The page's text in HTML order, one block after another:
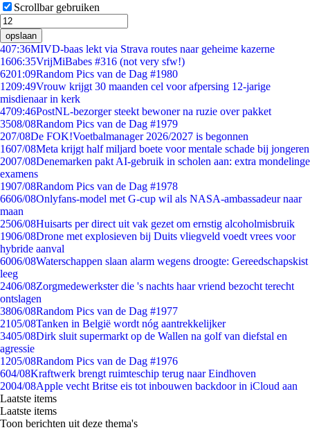
Scrollbar gebruiken
opslaan
407:36MIVD-baas lekt via Strava routes naar geheime kazerne
1606:35VrijMiBabes #316 (not very sfw!)
6201:09Random Pics van de Dag #1980
1209:49Vrouw krijgt 30 maanden cel voor afpersing 12-jarige
misdienaar in kerk
4709:46PostNL-bezorger steekt bewoner na ruzie over pakket
3508/08Random Pics van de Dag #1979
207/08De FOK!Voetbalmanager 2026/2027 is begonnen
1607/08Meta krijgt half miljard boete voor mentale schade bij jongeren
2007/08Denemarken pakt AI-gebruik in scholen aan: extra mondelinge
examens
1907/08Random Pics van de Dag #1978
6606/08Onlyfans-model met G-cup wil als NASA-ambassadeur naar
maan
2506/08Huisarts per direct uit vak gezet om ernstig alcoholmisbruik
1906/08Drone met explosieven bij Duits vliegveld voedt vrees voor
hybride aanval
6006/08Waterschappen slaan alarm wegens droogte: Gereedschapskist
leeg
2406/08Zorgmedewerkster die 's nachts haar vriend bezocht terecht
ontslagen
3806/08Random Pics van de Dag #1977
2105/08Tanken in België wordt nóg aantrekkelijker
3405/08Dirk sluit supermarkt op de Wallen na golf van diefstal en
agressie
1205/08Random Pics van de Dag #1976
604/08Kraftwerk brengt ruimteschip terug naar Eindhoven
2004/08Apple vecht Britse eis tot inbouwen backdoor in iCloud aan
Laatste items
Laatste items
Toon berichten uit deze thema's